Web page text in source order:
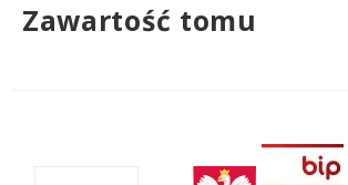
Zawartość tomu